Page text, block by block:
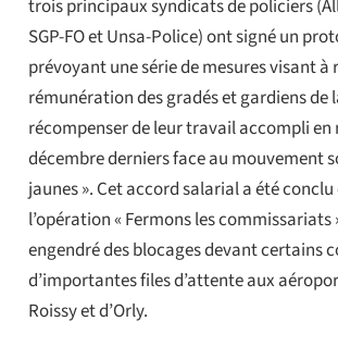
trois principaux syndicats de policiers
SGP-FO et Unsa-Police) ont signé un
prévoyant une série de mesures visant à
rémunération des gradés et gardiens de
récompenser de leur travail accompli en
décembre derniers face au mouvement
jaunes ». Cet accord salarial a été conclu
l’opération « Fermons les commissariats
engendré des blocages devant certains
d’importantes files d’attente aux
Roissy et d’Orly.